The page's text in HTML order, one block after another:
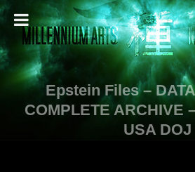
Epstein Files –
COMPLETE ARCHIVE
USA DOJ